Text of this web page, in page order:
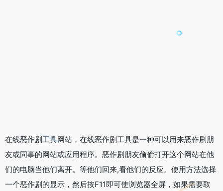
在线恶作剧工具网站，在线恶作剧工具是一种可以用来恶作剧朋
友或同事的网站或应用程序。恶作剧朋友偷偷打开这个网站在他
们的电脑当他们离开。等他们回来,看他们的反应。使用方法选择
一个恶作剧的显示，然后按F11即可使浏览器全屏，如果需要取